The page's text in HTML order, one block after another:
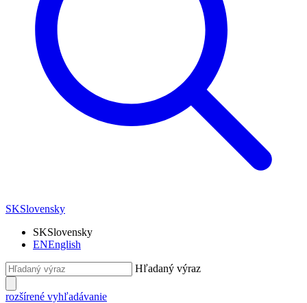
SKSlovensky
SKSlovensky
ENEnglish
Hľadaný výraz
rozšírené vyhľadávanie